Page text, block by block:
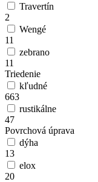
Travertín
2
Wengé
11
zebrano
11
Triedenie
kľudné
663
rustikálne
47
Povrchová úprava
dýha
13
elox
20